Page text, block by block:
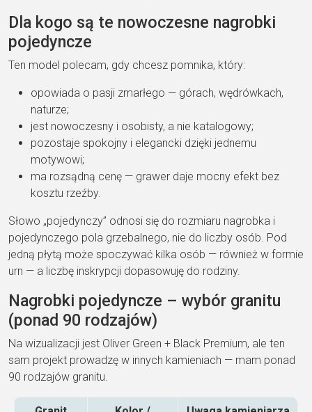
Dla kogo są te nowoczesne nagrobki
pojedyncze
Ten model polecam, gdy chcesz pomnika, który:
opowiada o pasji zmarłego — górach, wędrówkach,
naturze;
jest nowoczesny i osobisty, a nie katalogowy;
pozostaje spokojny i elegancki dzięki jednemu
motywowi;
ma rozsądną cenę — grawer daje mocny efekt bez
kosztu rzeźby.
Słowo „pojedynczy” odnosi się do rozmiaru nagrobka i
pojedynczego pola grzebalnego, nie do liczby osób. Pod
jedną płytą może spoczywać kilka osób — również w formie
urn — a liczbę inskrypcji dopasowuję do rodziny.
Nagrobki pojedyncze – wybór granitu
(ponad 90 rodzajów)
Na wizualizacji jest Oliver Green + Black Premium, ale ten
sam projekt prowadzę w innych kamieniach — mam ponad
90 rodzajów granitu.